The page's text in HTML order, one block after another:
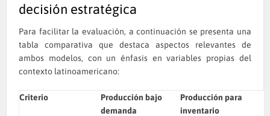
decisión estratégica
Para facilitar la evaluación, a continuación se presenta una
tabla comparativa que destaca aspectos relevantes de
ambos modelos, con un énfasis en variables propias del
contexto latinoamericano:
Criterio
Producción bajo
demanda
Producción para
inventario